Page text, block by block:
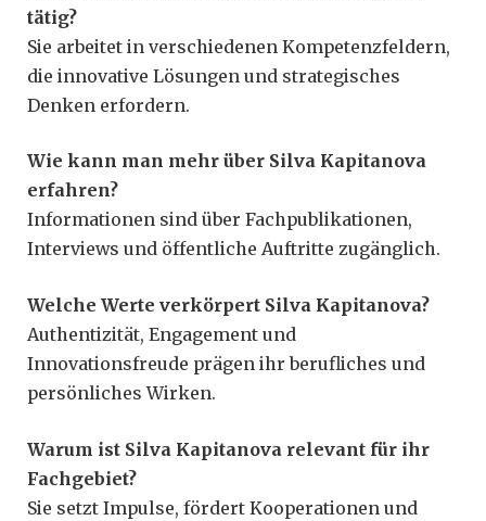
tätig?
Sie arbeitet in verschiedenen Kompetenzfeldern,
die innovative Lösungen und strategisches
Denken erfordern.
Wie kann man mehr über Silva Kapitanova
erfahren?
Informationen sind über Fachpublikationen,
Interviews und öffentliche Auftritte zugänglich.
Welche Werte verkörpert Silva Kapitanova?
Authentizität, Engagement und
Innovationsfreude prägen ihr berufliches und
persönliches Wirken.
Warum ist Silva Kapitanova relevant für ihr
Fachgebiet?
Sie setzt Impulse, fördert Kooperationen und